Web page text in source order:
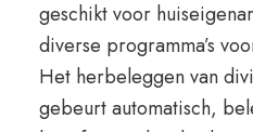
geschikt voor
diverse programma’s
Het herbeleggen van
gebeurt automatisch,